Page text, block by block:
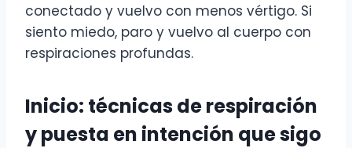
conectado y vuelvo con menos vértigo. Si
siento miedo, paro y vuelvo al cuerpo con
respiraciones profundas.
Inicio: técnicas de respiración
y puesta en intención que sigo